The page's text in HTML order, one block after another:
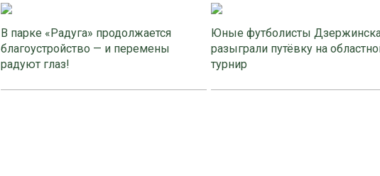
В парке «Радуга» продолжается
благоустройство — и перемены
радуют глаз!
Юные футболисты
разыграли путёвку на
турнир